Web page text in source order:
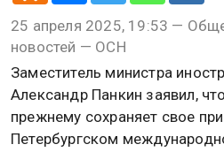
25 апреля 2025, 19:53 —
новостей — ОСН
Заместитель министра
Александр Панкин заявил,
прежнему сохраняет свое
Петербургском